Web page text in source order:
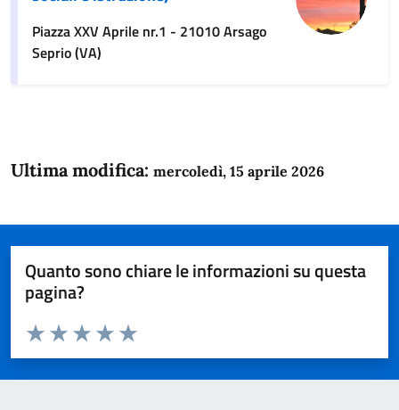
Piazza XXV Aprile nr.1 - 21010 Arsago
Seprio (VA)
Ultima modifica: mercoledì, 15 aprile 2026
Quanto sono chiare le informazioni su questa
pagina?
Domanda
Valuta da 1 a 5 stelle la pagina
Valuta 5 stelle su 5
Valuta 4 stelle su 5
Valuta 3 stelle su 5
Valuta 2 stelle su 5
Valuta 1 stelle su 5